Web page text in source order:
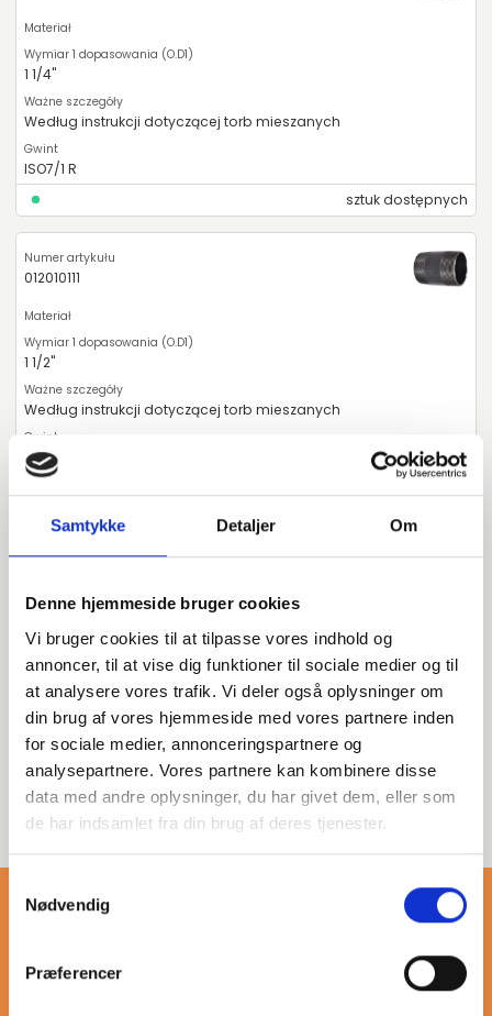
Samtykke Detaljer Om
Denne hjemmeside bruger cookies
Vi bruger cookies til at tilpasse vores indhold og
annoncer, til at vise dig funktioner til sociale medier og til
at analysere vores trafik. Vi deler også oplysninger om
din brug af vores hjemmeside med vores partnere inden
for sociale medier, annonceringspartnere og
analysepartnere. Vores partnere kan kombinere disse
data med andre oplysninger, du har givet dem, eller som
de har indsamlet fra din brug af deres tjenester.
Nødvendig
Præferencer
1 1/4"
Według instrukcji dotyczącej torb mieszanych
ISO7/1 R
sztuk dostępnych
012010111
1 1/2"
Według instrukcji dotyczącej torb mieszanych
ISO7/1 R
Kategoria ta obejmuje złączki
gwintowane, wykonane ze
stali węglowej, w tym
mieszane opakowania z
rurkami cylindrycznymi.
Idealne rozwiązania dla
profesjonalnych zastosowań
przemysłowych.